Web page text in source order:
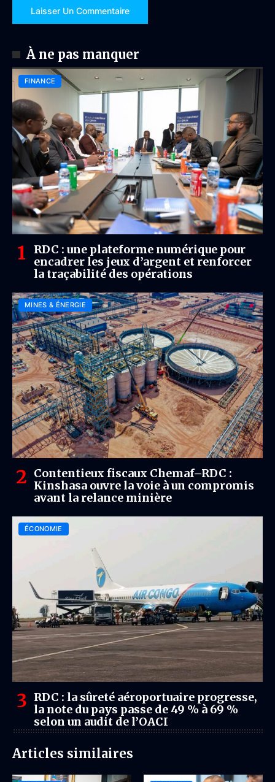
À ne pas manquer
FINANCE
RDC : une plateforme numérique pour
encadrer les jeux d’argent et renforcer
la traçabilité des opérations
MINES & ÉNERGIE
Contentieux fiscaux Chemaf–RDC :
Kinshasa ouvre la voie à un compromis
avant la relance minière
ÉCONOMIE
RDC : la sûreté aéroportuaire progresse,
la note du pays passe de 49 % à 69 %
selon un audit de l’OACI
Articles similaires